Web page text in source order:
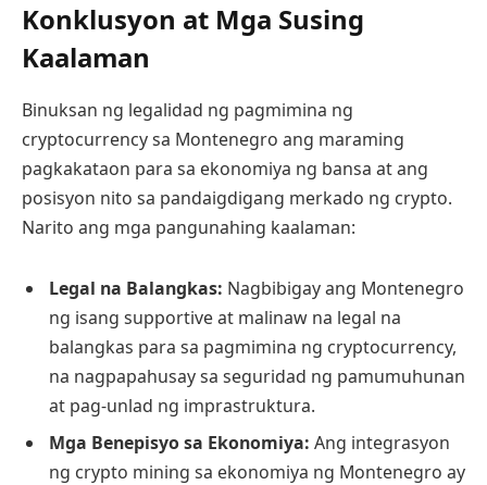
Konklusyon at Mga Susing
Kaalaman
Binuksan ng legalidad ng pagmimina ng
cryptocurrency sa Montenegro ang maraming
pagkakataon para sa ekonomiya ng bansa at ang
posisyon nito sa pandaigdigang merkado ng crypto.
Narito ang mga pangunahing kaalaman:
Legal na Balangkas: Nagbibigay ang Montenegro
ng isang supportive at malinaw na legal na
balangkas para sa pagmimina ng cryptocurrency,
na nagpapahusay sa seguridad ng pamumuhunan
at pag-unlad ng imprastruktura.
Mga Benepisyo sa Ekonomiya: Ang integrasyon
ng crypto mining sa ekonomiya ng Montenegro ay